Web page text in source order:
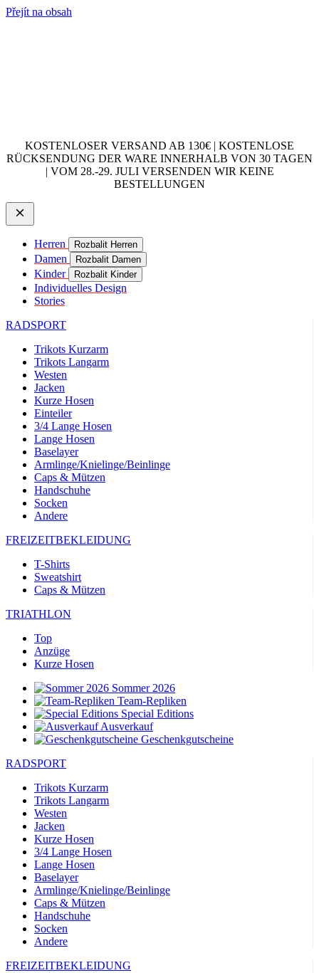
Přejít na obsah
KOSTENLOSER VERSAND AB 130€ | KOSTENLOSE
RÜCKSENDUNG DER WARE INNERHALB VON 30 TAGEN
| VOM 28.-29. JULI VERSENDEN WIR KEINE
BESTELLUNGEN
Herren Rozbalit Herren
Damen Rozbalit Damen
Kinder Rozbalit Kinder
Individuelles Design
Stories
RADSPORT
Trikots Kurzarm
Trikots Langarm
Westen
Jacken
Kurze Hosen
Einteiler
3/4 Lange Hosen
Lange Hosen
Baselayer
Armlinge/Knielinge/Beinlinge
Caps & Mützen
Handschuhe
Socken
Andere
FREIZEITBEKLEIDUNG
T-Shirts
Sweatshirt
Caps & Mützen
TRIATHLON
Top
Anzüge
Kurze Hosen
Sommer 2026
Team-Repliken
Special Editions
Ausverkauf
Geschenkgutscheine
RADSPORT
Trikots Kurzarm
Trikots Langarm
Westen
Jacken
Kurze Hosen
3/4 Lange Hosen
Lange Hosen
Baselayer
Armlinge/Knielinge/Beinlinge
Caps & Mützen
Handschuhe
Socken
Andere
FREIZEITBEKLEIDUNG